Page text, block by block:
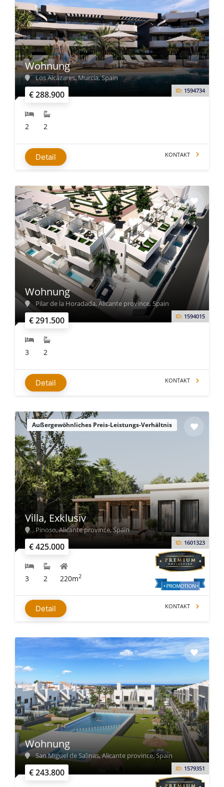
€ 288.900 ID: 1594734
Wohnung
Los Alcázares, Murcia, Spain
2 2
Detail KONTAKT
€ 291.500 ID: 1594015
Wohnung
Pilar de la Horadada, Alicante province, Spain
3 2
Detail KONTAKT
Außergewöhnliches Preis-Leistungs-Verhältnis
€ 425.000 ID: 1601323
Villa, Exklusiv
Pinoso, Alicante province, Spain
3 2 220m2
Detail KONTAKT
€ 243.800 ID: 1579351
Wohnung
San Miguel de Salinas, Alicante province, Spain